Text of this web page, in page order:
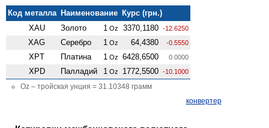
Код металла Наименование Курс (грн.)
XAU
Золото 1 Oz 3370,1180 -12.6250
XAG Серебро 1 Oz 64,4380 -0.5550
XPT Платина 1 Oz 6428,6500 0.0000
XPD Палладий 1 Oz 1772,5500 -10.1000
Oz – тройская унция = 31.10348 грамм
конвертер